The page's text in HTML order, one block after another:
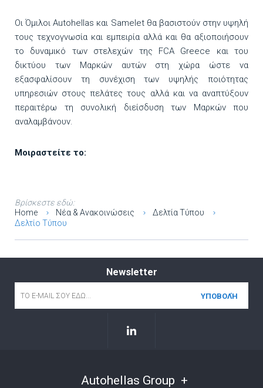
Οι Όμιλοι Autohellas και Samelet θα βασιστούν στην υψηλή
τους τεχνογνωσία και εμπειρία αλλά και θα αξιοποιήσουν
το δυναμικό των στελεχών της FCA Greece και του
δικτύου των Μαρκών αυτών στη χώρα ώστε να
εξασφαλίσουν τη συνέχιση των υψηλής ποιότητας
υπηρεσιών στους πελάτες τους αλλά και να αναπτύξουν
περαιτέρω τη συνολική διείσδυση των Μαρκών που
αναλαμβάνουν.
Μοιραστείτε το:
Βρίσκεστε εδώ:
Home
Νέα & Ανακοινώσεις
Δελτία Τύπου
Δελτίο Τύπου
Newsletter
Autohellas Group